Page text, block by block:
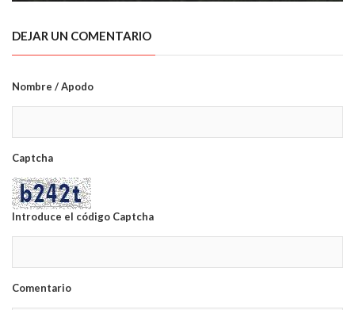
DEJAR UN COMENTARIO
Nombre / Apodo
Captcha
Introduce el código Captcha
Comentario